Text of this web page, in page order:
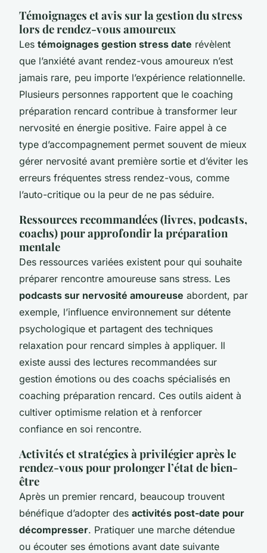
Témoignages et avis sur la gestion du stress
lors de rendez-vous amoureux
Les témoignages gestion stress date révèlent
que l’anxiété avant rendez-vous amoureux n’est
jamais rare, peu importe l’expérience relationnelle.
Plusieurs personnes rapportent que le coaching
préparation rencard contribue à transformer leur
nervosité en énergie positive. Faire appel à ce
type d’accompagnement permet souvent de mieux
gérer nervosité avant première sortie et d’éviter les
erreurs fréquentes stress rendez-vous, comme
l’auto-critique ou la peur de ne pas séduire.
Ressources recommandées (livres, podcasts,
coachs) pour approfondir la préparation
mentale
Des ressources variées existent pour qui souhaite
préparer rencontre amoureuse sans stress. Les
podcasts sur nervosité amoureuse abordent, par
exemple, l’influence environnement sur détente
psychologique et partagent des techniques
relaxation pour rencard simples à appliquer. Il
existe aussi des lectures recommandées sur
gestion émotions ou des coachs spécialisés en
coaching préparation rencard. Ces outils aident à
cultiver optimisme relation et à renforcer
confiance en soi rencontre.
Activités et stratégies à privilégier après le
rendez-vous pour prolonger l’état de bien-
être
Après un premier rencard, beaucoup trouvent
bénéfique d’adopter des activités post-date pour
décompresser. Pratiquer une marche détendue
ou écouter ses émotions avant date suivante